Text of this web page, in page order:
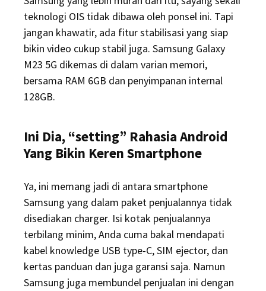
teknologi OIS tidak dibawa oleh ponsel ini. Tapi
jangan khawatir, ada fitur stabilisasi yang siap
bikin video cukup stabil juga. Samsung Galaxy
M23 5G dikemas di dalam varian memori,
bersama RAM 6GB dan penyimpanan internal
128GB.
Ini Dia, “setting” Rahasia Android
Yang Bikin Keren Smartphone
Ya, ini memang jadi di antara smartphone
Samsung yang dalam paket penjualannya tidak
disediakan charger. Isi kotak penjualannya
terbilang minim, Anda cuma bakal mendapati
kabel knowledge USB type-C, SIM ejector, dan
kertas panduan dan juga garansi saja. Namun
Samsung juga membundel penjualan ini dengan